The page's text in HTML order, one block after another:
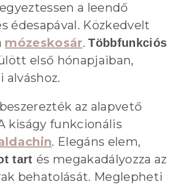
a leendő
édesapával. Közkedvelt
mózeskosár.Többfunkciós
első hónapjaiban,
alváshoz.
az alapvető
kiságy funkcionális
. Elegáns elem,
tart és megakadályozza az
behatolását. Meglepheti